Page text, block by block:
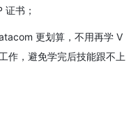
书；
更划算，不用再学 V
作，避免学完后技能跟不上